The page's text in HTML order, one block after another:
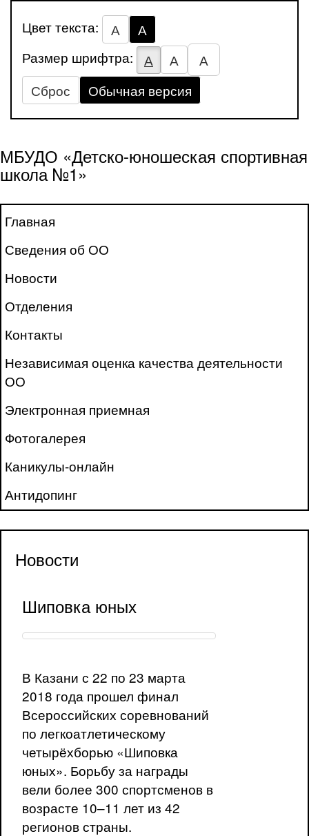
Цвет текста: А
А
Размер шрифтра:
А А
А
Сброс
Обычная версия
МБУДО «Детско-юношеская спортивная
школа №1»
Главная
Сведения об ОО
Новости
Отделения
Контакты
Независимая оценка качества деятельности
ОО
Электронная приемная
Фотогалерея
Каникулы-онлайн
Антидопинг
Новости
Шиповка юных
В Казани с 22 по 23 марта
2018 года прошел финал
Всероссийских соревнований
по легкоатлетическому
четырёхборью «Шиповка
юных». Борьбу за награды
вели более 300 спортсменов в
возрасте 10–11 лет из 42
регионов страны.